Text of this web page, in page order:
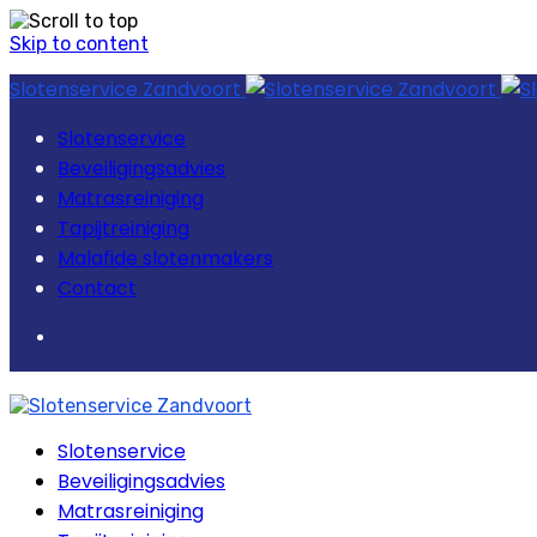
Skip to content
Slotenservice Zandvoort
Slotenservice
Beveiligingsadvies
Matrasreiniging
Tapijtreiniging
Malafide slotenmakers
Contact
Slotenservice
Beveiligingsadvies
Matrasreiniging